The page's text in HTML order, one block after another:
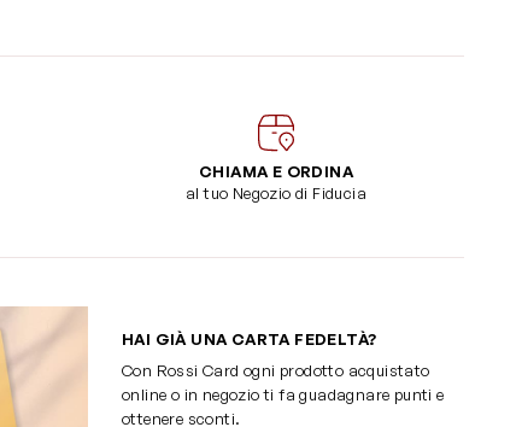
CHIAMA E ORDINA
al tuo Negozio di Fiducia
HAI GIÀ UNA CARTA FEDELTÀ?
Con Rossi Card ogni prodotto acquistato
online o in negozio ti fa guadagnare punti e
ottenere sconti.